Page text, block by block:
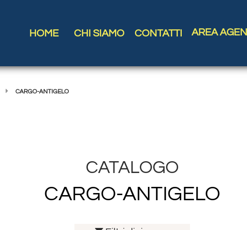
HOME CHI SIAMO CONTATTI AREA
CARGO-ANTIGELO
CATALOGO
CARGO-ANTIGELO